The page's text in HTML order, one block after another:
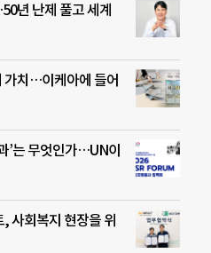
년 난제 풀고 세계
가치…이케아에 들어
’는 무엇인가…UN이
사회복지 현장을 위